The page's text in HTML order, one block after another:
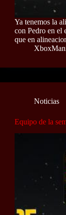
Ya tenemos la
con Pedro en el
que en
Noticias
Equipo de la